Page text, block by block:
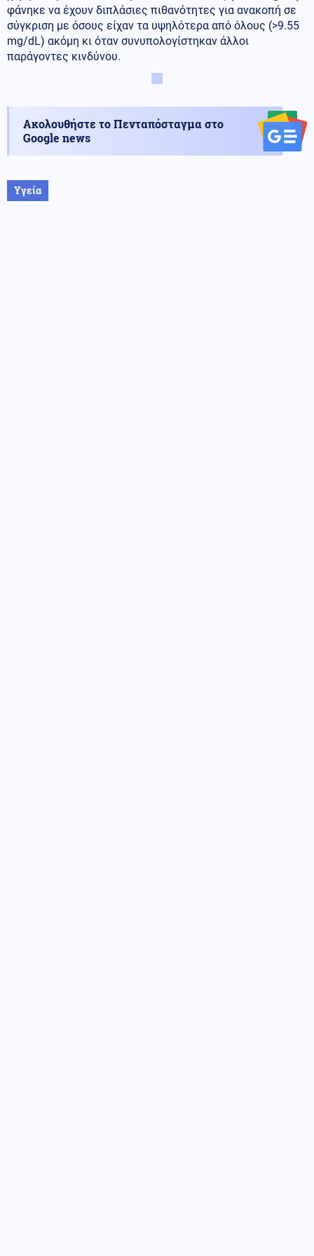
φάνηκε να έχουν διπλάσιες πιθανότητες για ανακοπή σε
σύγκριση με όσους είχαν τα υψηλότερα από όλους (>9.55
mg/dL) ακόμη κι όταν συνυπολογίστηκαν άλλοι
παράγοντες κινδύνου.
Ακολουθήστε το Πενταπόσταγμα στο
Google news
Υγεία